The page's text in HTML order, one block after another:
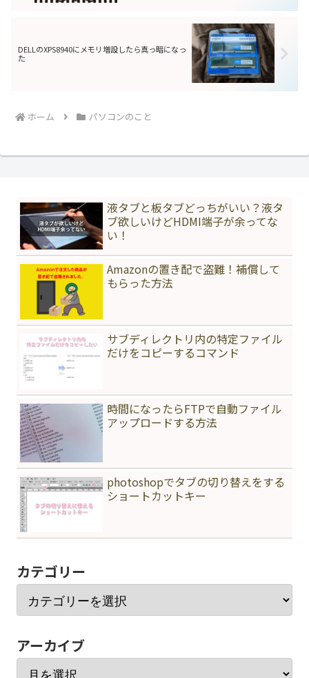
DELLのXPS8940にメモリ増設したら真っ暗になっ
た
ホーム パソコンのこと
液タブと板タブどっちがいい？液タ
ブ欲しいけどHDMI端子が余ってな
い！
Amazonの置き配で盗難！補償して
もらった方法
サブディレクトリ内の特定ファイル
だけをコピーするコマンド
時間になったらFTPで自動ファイル
アップロードする方法
photoshopでタブの切り替えをする
ショートカットキー
カテゴリー
アーカイブ